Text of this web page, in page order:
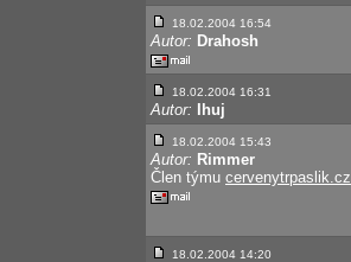
18.02.2004 16:54
Autor: Drahosh
18.02.2004 16:31
Autor: Ihuj
18.02.2004 15:43
Autor: Rimmer
Člen týmu cervenytrpaslik.cz
18.02.2004 14:20